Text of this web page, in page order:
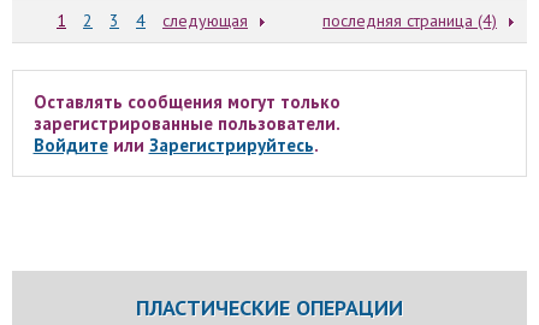
1 2 3 4 следующая последняя страница (4)
Оставлять сообщения могут только
зарегистрированные пользователи.
Войдитеили Зарегистрируйтесь.
ПЛАСТИЧЕСКИЕ ОПЕРАЦИИ